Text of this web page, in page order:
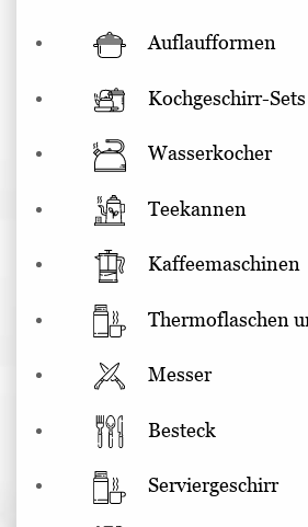
Auflaufformen
Kochgeschirr-Sets
Wasserkocher
Teekannen
Kaffeemaschinen
Thermoflaschen
Messer
Besteck
Serviergeschirr